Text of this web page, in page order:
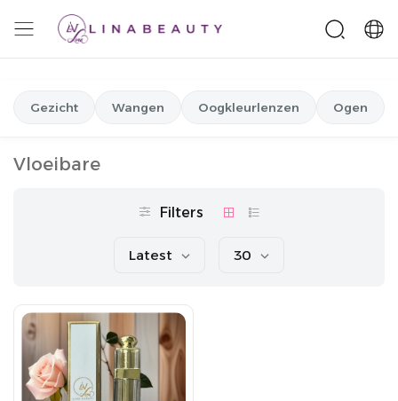
Gezicht Wangen Oogkleurlenzen Ogen
Vloeibare
Filters
Latest 30